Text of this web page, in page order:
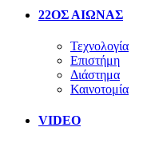
22ΟΣ ΑΙΩΝΑΣ
Τεχνολογία
Επιστήμη
Διάστημα
Καινοτομία
VIDEO